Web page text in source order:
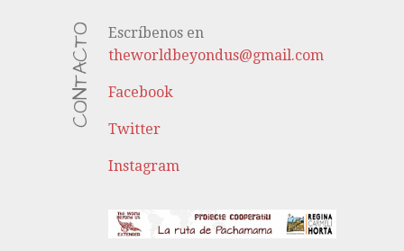
CONTACTO
Escríbenos en
theworldbeyondus@gmail.com
Facebook
Twitter
Instagram